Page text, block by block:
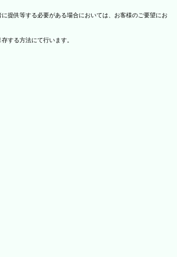
提供等する必要がある場合においては、お客様のご要望にお
する方法にて行います。